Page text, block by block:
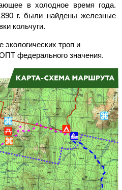
в холодное время года.
г. были найдены железные
кольчуги.
экологических троп и
федерального значения.